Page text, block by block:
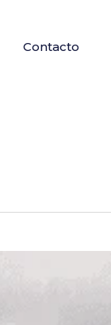
Contacto